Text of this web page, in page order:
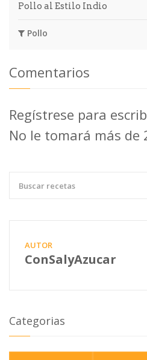
Pollo al Estilo Indio
Pollo
Comentarios
Regístrese para
No le tomará más de
AUTOR
ConSalyAzucar
Categorias